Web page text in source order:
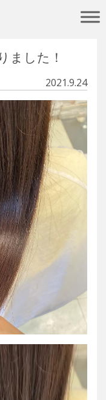
ました！
2021.9.24